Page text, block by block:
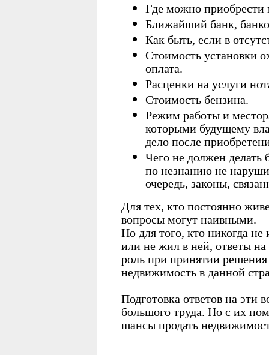
Где можно приобрести
Ближайший банк,
Как быть, если в
Стоимость установки
оплата.
Расценки на услуги
Стоимость бензина.
Режим работы и
которыми будущему
дело после
Чего не должен
по незнанию не
очередь, законы,
Для тех, кто постоянно
вопросы могут наивными.
Но для того, кто никогда
или не жил в ней, ответы
роль при принятии
недвижимость в данной
Подготовка ответов на эти
большого труда. Но с их
шансы продать